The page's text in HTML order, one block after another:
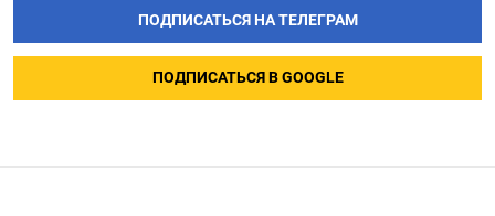
ПОДПИСАТЬСЯ НА ТЕЛЕГРАМ
ПОДПИСАТЬСЯ В GOOGLE